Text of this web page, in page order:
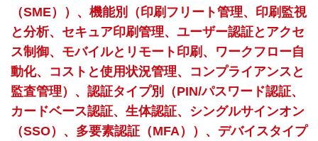
（SME））、機能別（印刷フリート管理、印刷監視
と分析、セキュア印刷管理、ユーザー認証とアクセ
ス制御、モバイルとリモート印刷、ワークフロー自
動化、コストと使用状況管理、コンプライアンスと
監査管理）、認証タイプ別（PIN/パスワード認証、
カードベース認証、生体認証、シングルサインオン
（SSO）、多要素認証（MFA））、デバイスタイプ